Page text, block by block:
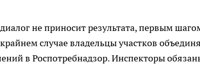
не приносит результата, первым
случае владельцы участков
в Роспотребнадзор. Инспекторы